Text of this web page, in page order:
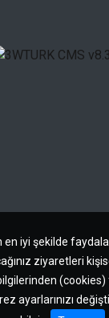
iyi şekilde
ziyaretleri
(cookies)
ayarlarınızı